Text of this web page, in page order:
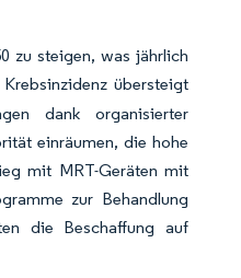
zu steigen, was jährlich
übersteigt
dank organisierter
einräumen, die hohe
mit MRT-Geräten mit
zur Behandlung
die Beschaffung auf